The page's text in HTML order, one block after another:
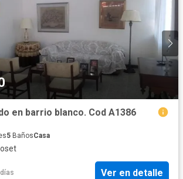
en barrio blanco. Cod A1386
5 BañosCasa
Ver en detalle